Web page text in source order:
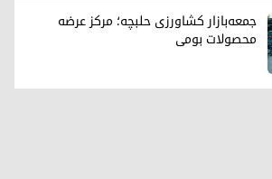
جمعه‌بازار کشاورزی حلبچه؛ مرکز عرضه
محصولات بومی